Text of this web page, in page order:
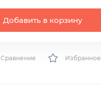
Добавить в корзину
Сравнение Избранное